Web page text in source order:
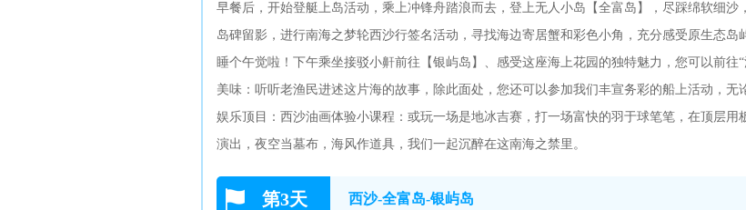
早餐后，开始登艇上岛活动，乘上冲锋舟踏浪而去，登上无人小岛【全富岛】，尽踩绵软细
岛碑留影，进行南海之梦轮西沙行签名活动，寻找海边寄居蟹和彩色小角，充分感受原生态
睡个午觉啦！下午乘坐接驳小鼾前往【银屿岛】、感受这座海上花园的独特魅力，您可以前
美味：听听老渔民进述这片海的故事，除此面处，您还可以参加我们丰宣务彩的船上活动，
娱乐顶目：西沙油画体验小课程：或玩一场是地冰吉赛，打一场富快的羽于球笔笔，在顶层
演出，夜空当墓布，海风作道具，我们一起沉醉在这南海之禁里。
第3天 西沙-全富岛-银屿岛